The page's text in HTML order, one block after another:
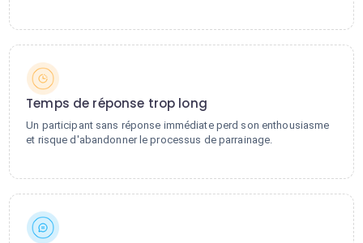
Temps de réponse trop long
Un participant sans réponse immédiate perd son enthousiasme
et risque d'abandonner le processus de parrainage.